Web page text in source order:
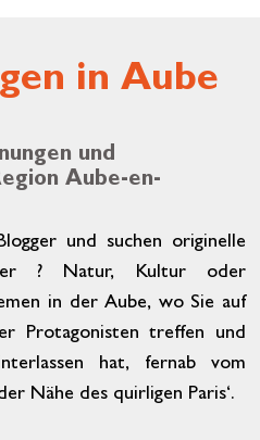
in Aube
und
Aube-en-
und suchen originelle
? Natur, Kultur oder
in der Aube, wo Sie auf
Protagonisten treffen und
hat, fernab vom
Nähe des quirligen Paris‘.